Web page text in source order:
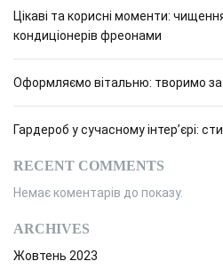
Цікаві та корисні моменти:
кондиціонерів фреонами
Оформляємо вітальню: творимо
Гардероб у сучасному інтер’єрі:
RECENT COMMENTS
Немає коментарів до показу.
ARCHIVES
Жовтень 2023